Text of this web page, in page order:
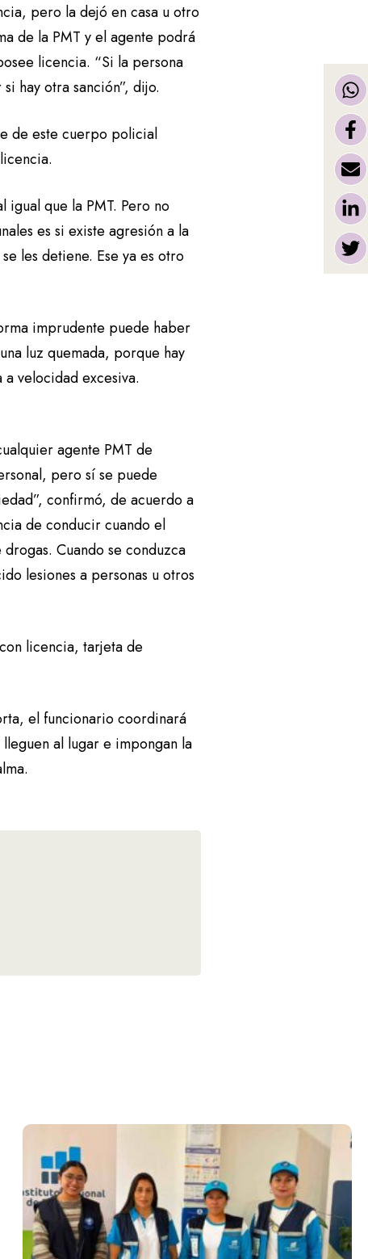
pero la dejó en casa u otro
de la PMT y el agente podrá
licencia. “Si la persona
hay otra sanción”, dijo.
de este cuerpo policial
igual que la PMT. Pero no
es si existe agresión a la
les detiene. Ese ya es otro
imprudente puede haber
luz quemada, porque hay
velocidad excesiva.
agente PMT de
pero sí se puede
confirmó, de acuerdo a
de conducir cuando el
Cuando se conduzca
lesiones a personas u otros
licencia, tarjeta de
el funcionario coordinará
al lugar e impongan la